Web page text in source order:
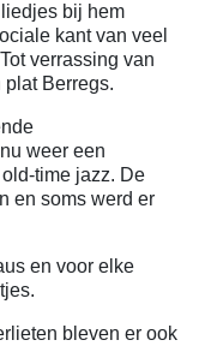
bij hem
kant van veel
verrassing van
plat Berregs.
weer een
time jazz. De
en soms werd er
en voor elke
bleven er ook